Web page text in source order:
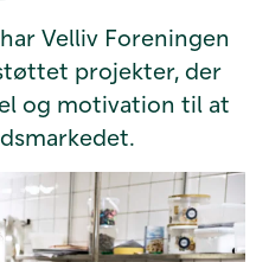
Velliv Foreningen
projekter, der
og motivation til at